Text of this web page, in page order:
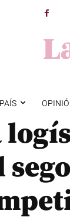
OPINIÓ